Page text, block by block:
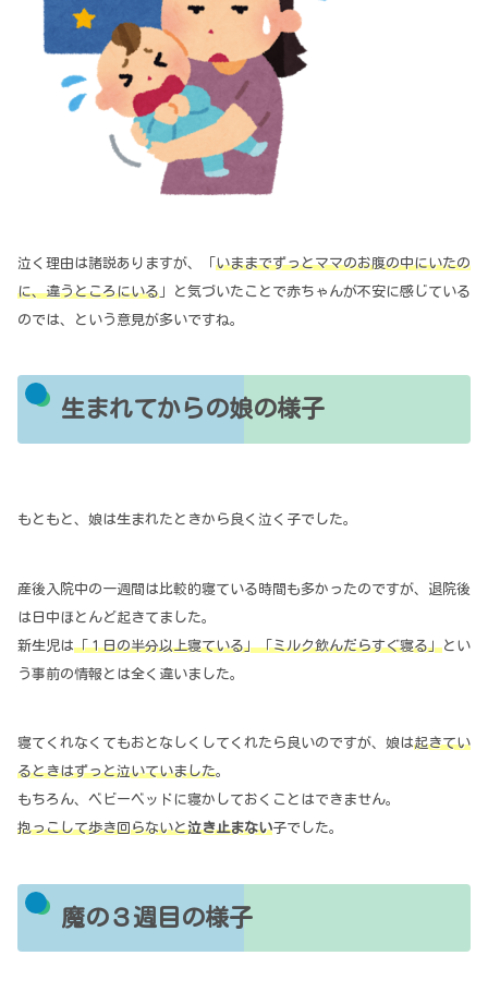
泣く理由は諸説ありますが、「 いままでずっとママのお腹の中にいたの
に、違うところにいる 」と気づいたことで赤ちゃんが不安に感じている
のでは、という意見が多いですね。
生まれてからの娘の様子
もともと、娘は生まれたときから良く泣く子でした。
産後入院中の一週間は比較的寝ている時間も多かったのですが、退院後
は日中ほとんど起きてました。
新生児は「１日の半分以上寝ている」「ミルク飲んだらすぐ寝る」とい
う事前の情報とは全く違いました。
寝てくれなくてもおとなしくしてくれたら良いのですが、娘は起きてい
るときはずっと泣いていました。
もちろん、ベビーベッドに寝かしておくことはできません。
抱っこして歩き回らないと泣き止まない子でした。
魔の３週目の様子